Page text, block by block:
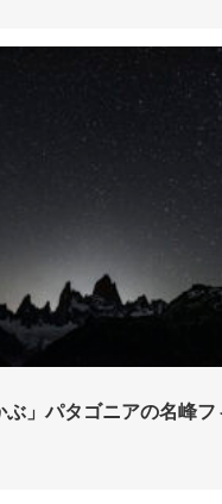
ぶ」パタゴニアの名峰フ